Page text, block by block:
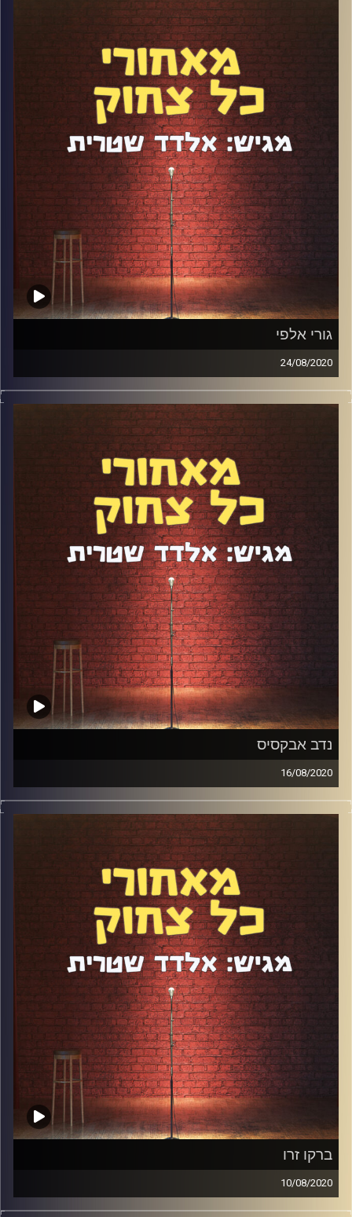
במות ויש לנו הרבה מאוד היסטוריה משותפת שמן הסתם
דיברנו עליה בפרק (כולל סיפור קורע על מסיבת הרווקים שלי).
בנוסף להיותו סטנדאפיסט מעולה, אייל הוא כותב מחונן
ומאלתר בחסד. דיברנו על התהליך המשמעותי שהוא עבר עם
עצמו, על ההשתתפות ב"גוט טאלנט" ועל אחד הויתורים הכי לא
אופיניים לסטנדאפיסט – הויתור על הבמה בסופ"ש במועדון
הסטנדאפ פקטורי.
קרדיט תמונות:אלדד שטרית
גורי אלפי
24/08/2020
זה קרה! גורי אלפי הגיע לפודקאסט לפרק היסטורי, בלתי
נשכח ומיוחד שהיה יכול להימשך גם 10 שעות. זה כמעט בלתי
אפשרי לדחוס לשעה כל כך הרבה נושאים כשאחד מאבני
היסוד של הקומדיה בישראל מגיע לאולפן, ובכל זאת דיברנו על
המעבר לארה"ב ועל הבדלים תרבותיים כשזה מגיע לסטנדאפ,
על הציפיות של גורי מעצמו ועל החזרה לארץ. דיברנו על הראיון
הבלתי נשכח עם ג'ים ג'פריס, על הקאמל קומדי קלאב שגורי
הוא אחד השותפים בו, על הדור החדש של הסטנדאפ, על
התכונות שסטנדאפיסט צריך, על כתיבה, על אסי וגורי, על
שידורי המהפכה ועוד הרבה מאוד. קבלו פרק שיכנס לספר
דברי הימים של הפודקאסט.
קרדיט תמונות:אלדד שטרית
נדב אבקסיס
16/08/2020
נדב אבקסיס הגיע לפודקאסט לפרק ה-80 החגיגי וכמצופה,
היה נהדר. דיברנו על עולם התרבות בצל הקורונה, המדיניות
הממשלתית בנושא, הטוויטר בהשוואה לרשתות חברתיות
אחרות, תחילת הדרך של נדב, התפנית ב"מחוברים", המופע
הראשון אחרי היציאה מהארון ועוד מלא.
קרדיט תמונות:אלדד שטרית
ברקו זרו
10/08/2020
ברקו זרו היה רגע לפני פריצה. שנייה לפני שהקורונה מוטטה